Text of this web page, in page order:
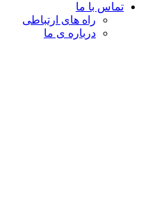
تماس با ما
راه های ارتباطی
درباره ی ما